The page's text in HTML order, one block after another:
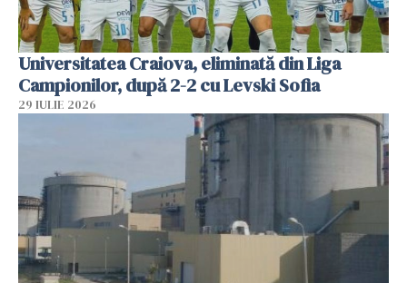
Universitatea Craiova, eliminată din Liga
Campionilor, după 2-2 cu Levski Sofia
29 IULIE 2026